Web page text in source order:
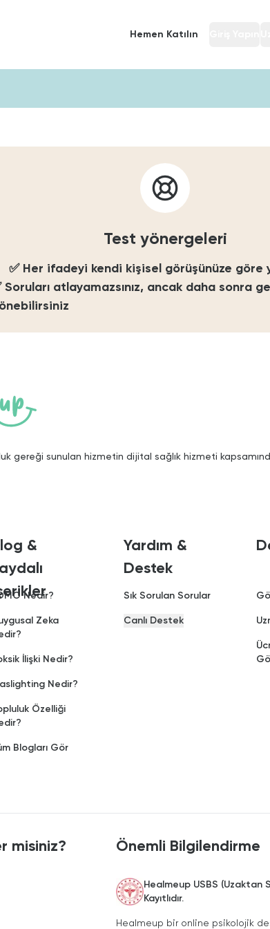
Hemen Katılın
Test yönergeleri
✅ Her ifadeyi kendi kişisel görüşünüze göre
Soruları atlayamazsınız, ancak daha sonra
gereği sunulan hizmetin dijital sağlık hizmeti
&
Nedir?
Zeka
İlişki Nedir?
Nedir?
Özelliği
Blogları Gör
Yardım &
Destek
Sık Sorulan Sorular
Canlı Destek
misiniz? Önemli Bilgilendirme
Healmeup USBS (Uzaktan
Kayıtlıdır.
Healmeup bir online psikolojik